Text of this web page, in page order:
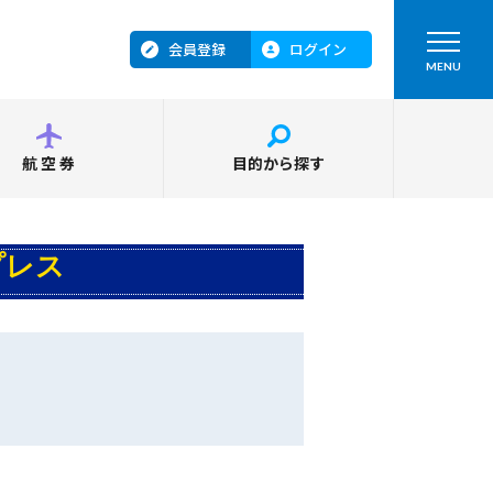
会員登録 ログイン
MENU
航空券 目的から探す
ス